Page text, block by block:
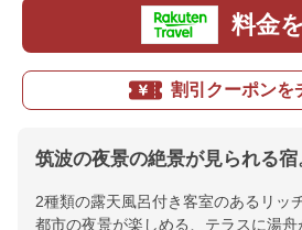
料金
割引クーポンを
筑波の夜景の絶景が見られる宿
2種類の露天風呂付き客室のあるリッ
都市の夜景が楽しめる、テラスに湯舟